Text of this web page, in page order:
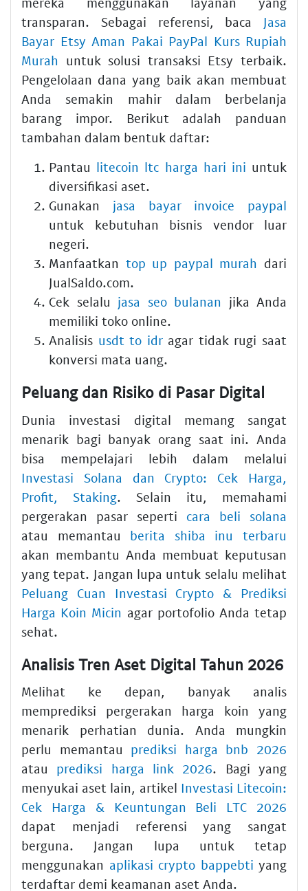
transparan. Sebagai referensi, baca Jasa
Bayar Etsy Aman Pakai PayPal Kurs Rupiah
Murah untuk solusi transaksi Etsy terbaik.
Pengelolaan dana yang baik akan membuat
Anda semakin mahir dalam berbelanja
barang impor. Berikut adalah panduan
tambahan dalam bentuk daftar:
Pantau litecoin ltc harga hari ini untuk
diversifikasi aset.
Gunakan jasa bayar invoice paypal
untuk kebutuhan bisnis vendor luar
negeri.
Manfaatkan top up paypal murah dari
JualSaldo.com.
Cek selalu jasa seo bulanan jika Anda
memiliki toko online.
Analisis usdt to idragar tidak rugi saat
konversi mata uang.
Peluang dan Risiko di Pasar Digital
Dunia investasi digital memang sangat
menarik bagi banyak orang saat ini. Anda
bisa mempelajari lebih dalam melalui
Investasi Solana dan Crypto: Cek Harga,
Profit, Staking. Selain itu, memahami
pergerakan pasar seperti cara beli solana
atau memantau berita shiba inu terbaru
akan membantu Anda membuat keputusan
yang tepat. Jangan lupa untuk selalu melihat
Peluang Cuan Investasi Crypto & Prediksi
Harga Koin Micin agar portofolio Anda tetap
sehat.
Analisis Tren Aset Digital Tahun 2026
Melihat ke depan, banyak analis
memprediksi pergerakan harga koin yang
menarik perhatian dunia. Anda mungkin
perlu memantau prediksi harga bnb 2026
atau prediksi harga link 2026. Bagi yang
menyukai aset lain, artikel Investasi Litecoin:
Cek Harga & Keuntungan Beli LTC 2026
dapat menjadi referensi yang sangat
berguna. Jangan lupa untuk tetap
menggunakan aplikasi crypto bappebti yang
terdaftar demi keamanan aset Anda.